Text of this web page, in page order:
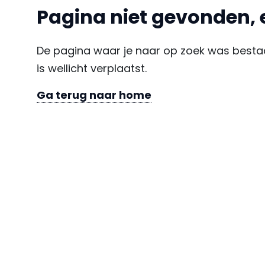
Pagina niet gevonden,
De pagina waar je naar op zoek was
is wellicht verplaatst.
Ga terug naar home